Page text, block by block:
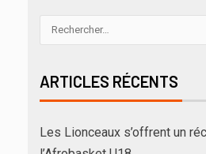
ARTICLES RÉCENTS
Les Lionceaux s’offrent un